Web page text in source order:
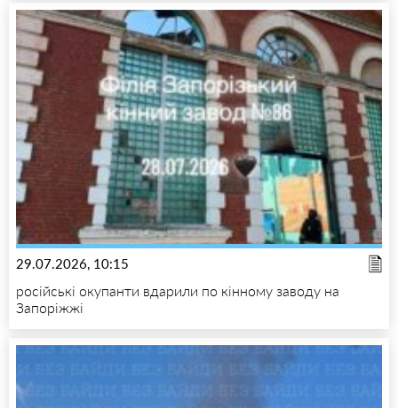
29.07.2026, 10:15
російські окупанти вдарили по кінному заводу на
Запоріжжі